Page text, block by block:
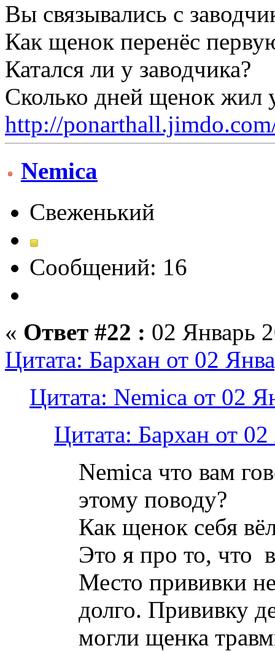
Вы связывались с
Как щенок перенёс
Катался ли у заводчика?
Сколько дней щенок жил
http://
Nemica
Свеженький
Сообщений: 16
« Ответ #22 : 02 Январь
Цитата: Бархан от 02
Цитата: Nemica от 02
Цитата: Бархан от
Nemica что вам
этому поводу?
Как щенок себя
Это я про то, что
Место прививки
долго. Прививку
могли щенка